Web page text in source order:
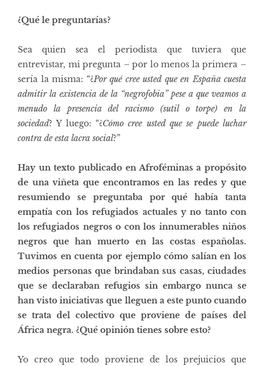
¿Qué le preguntarías?
Sea quien sea el periodista que tuviera que
entrevistar, mi pregunta – por lo menos la primera –
sería la misma: “¿Por qué cree usted que en España cuesta
admitir la existencia de la “negrofobia” pese a que veamos a
menudo la presencia del racismo (sutil o torpe) en la
sociedad? Y luego: “¿Cómo cree usted que se puede luchar
contra de esta lacra social?”
Hay un texto publicado en Afroféminas a propósito
de una viñeta que encontramos en las redes y que
resumiendo se preguntaba por qué había tanta
empatía con los refugiados actuales y no tanto con
los refugiados negros o con los innumerables niños
negros que han muerto en las costas españolas.
Tuvimos en cuenta por ejemplo cómo salían en los
medios personas que brindaban sus casas, ciudades
que se declaraban refugios sin embargo nunca se
han visto iniciativas que lleguen a este punto cuando
se trata del colectivo que proviene de países del
África negra. ¿Qué opinión tienes sobre esto?
Yo creo que todo proviene de los prejuicios que